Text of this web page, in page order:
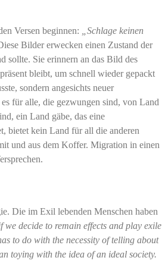
Versen beginnen: „Schlage keinen
Bilder erwecken einen Zustand der
sollte. Sie erinnern an das Bild des
bleibt, um schnell wieder gepackt
sondern angesichts neuer
für alle, die gezwungen sind, von Land
ein Land gäbe, das eine
bietet kein Land für all die anderen
und aus dem Koffer. Migration in einen
Die im Exil lebenden Menschen haben
we decide to remain effects and play exile
to do with the necessity of telling about
toying with the idea of an ideal society.